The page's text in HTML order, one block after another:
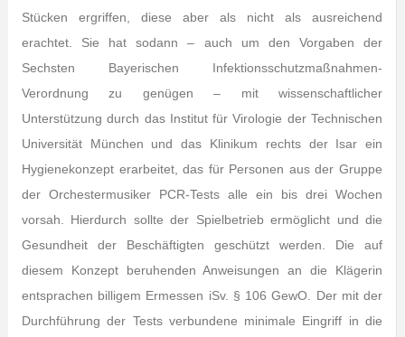
Stücken ergriffen, diese aber als nicht als ausreichend
erachtet. Sie hat sodann – auch um den Vorgaben der
Sechsten Bayerischen Infektionsschutzmaßnahmen-
Verordnung zu genügen – mit wissenschaftlicher
Unterstützung durch das Institut für Virologie der Technischen
Universität München und das Klinikum rechts der Isar ein
Hygienekonzept erarbeitet, das für Personen aus der Gruppe
der Orchestermusiker PCR-Tests alle ein bis drei Wochen
vorsah. Hierdurch sollte der Spielbetrieb ermöglicht und die
Gesundheit der Beschäftigten geschützt werden. Die auf
diesem Konzept beruhenden Anweisungen an die Klägerin
entsprachen billigem Ermessen iSv. § 106 GewO. Der mit der
Durchführung der Tests verbundene minimale Eingriff in die